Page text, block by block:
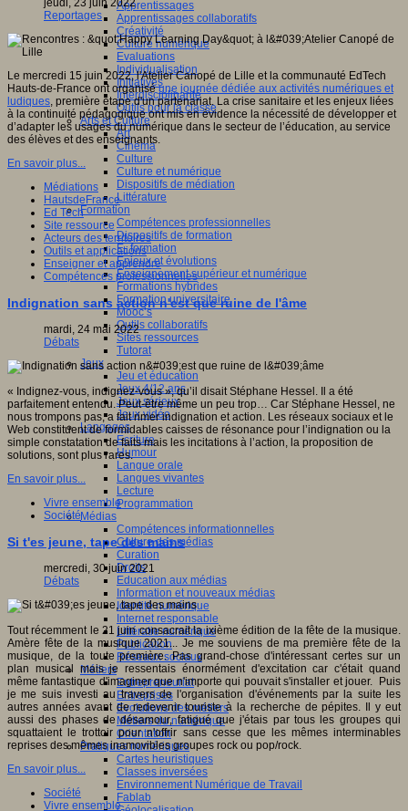
Apprentissages
Apprentissages collaboratifs
Créativité
Culture numérique
Evaluations
Individualisation
Initiatives
Interdisciplinarité
Outils pour la classe
Arts et Culture
Art
Cinéma
Culture
Culture et numérique
Dispositifs de médiation
Littérature
Formation
Compétences professionnelles
Dispositifs de formation
E- formation
Enjeux et évolutions
Enseignement supérieur et numérique
Formations hybrides
Formation universitaire
Mooc’s
Outils collaboratifs
Sites ressources
Tutorat
Jeux
Jeu et éducation
Jeux 4/12 ans
Jeux sérieux
Jeux vidéo
Langages
Ecriture
Humour
Langue orale
Langues vivantes
Lecture
Programmation
Médias
Compétences informationnelles
Culture des médias
Curation
Droits
Education aux médias
Information et nouveaux médias
Identité numérique
Internet responsable
Littératie numérique
Publication
Réseaux sociaux
Métiers
Entrepreneuriat
Entreprises
Evolutions des métiers
Métiers du numérique
Orientation
Pratiques numériques
Cartes heuristiques
Classes inversées
Environnement Numérique de Travail
Fablab
jeudi, 23 juin 2022
Reportages
Le mercredi 15 juin 2022, l'Atelier Canopé de Lille et la communauté EdTech
Hauts-de-France ont organiséune journée dédiée aux activités numériques et
ludiques, première étape d'un partenariat. La crise sanitaire et les enjeux liées
à la continuité pédagogique ont mis en évidence la nécessité de développer et
d’adapter les usages du numérique dans le secteur de l’éducation, au service
des élèves et des enseignants.
En savoir plus...
Médiations
HautsdeFrance
Ed Tech
Site ressource
Acteurs des territoires
Outils et applications
Enseigner et apprendre
Compétences professionnelles
Indignation sans action n'est que ruine de l'âme
mardi, 24 mai 2022
Débats
« Indignez-vous, indignez-vous », qu’il disait Stéphane Hessel. Il a été
parfaitement entendu. Peut-être même un peu trop… Car Stéphane Hessel, ne
nous trompons pas, a fait rimer indignation et action. Les réseaux sociaux et le
Web constituent de formidables caisses de résonance pour l’indignation ou la
simple constatation de faits mais les incitations à l’action, la proposition de
solutions, sont plus rares.
En savoir plus...
Vivre ensemble
Société
Si t'es jeune, tape des mains
mercredi, 30 juin 2021
Débats
Tout récemment le 21 juin consacrait la ixième édition de la fête de la musique.
Amère fête de la musique 2021... Je me souviens de ma première fête de la
musique, de la toute première. Pas grand-chose d'intéressant certes sur un
plan musical mais je ressentais énormément d'excitation car c'était quand
même fantastique d'imaginer que n'importe qui pouvait s'installer et jouer. Puis
je me suis investi au travers de l'organisation d'événements par la suite les
autres années avant de redevenir touriste à la recherche de pépites. Il y eut
aussi des phases de désamour, fatigué que j'étais par tous les groupes qui
squattaient le trottoir pour n'offrir sans cesse que les mêmes interminables
reprises des mêmes inamovibles groupes rock ou pop/rock.
En savoir plus...
Société
Vivre ensemble